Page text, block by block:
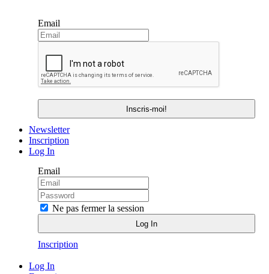
Email
Newsletter
Inscription
Log In
Email
Ne pas fermer la session
Inscription
Log In